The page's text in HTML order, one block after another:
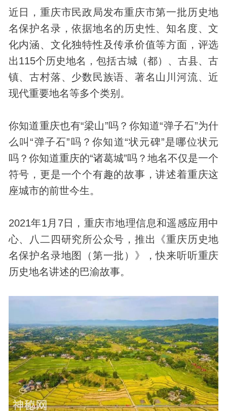
近日，重庆市民政局发布重庆市第一批历史地
名保护名录，依据地名的历史性、知名度、文
化内涵、文化独特性及传承价值等方面，评选
出115个历史地名，包括古城（都）、古县、古
镇、古村落、少数民族语、著名山川河流、近
现代重要地名等多个类别。
你知道重庆也有“梁山”吗？你知道“弹子石”为什
么叫“弹子石”吗？你知道“状元碑”是哪位状元
吗？你知道重庆的“诸葛城”吗？地名不仅是一个
符号，更是一个个有趣的故事，讲述着重庆这
座城市的前世今生。
2021年1月7日，重庆市地理信息和遥感应用中
心、八二四研究所公众号，推出《重庆历史地
名保护名录地图（第一批）》，快来听听重庆
历史地名讲述的巴渝故事。